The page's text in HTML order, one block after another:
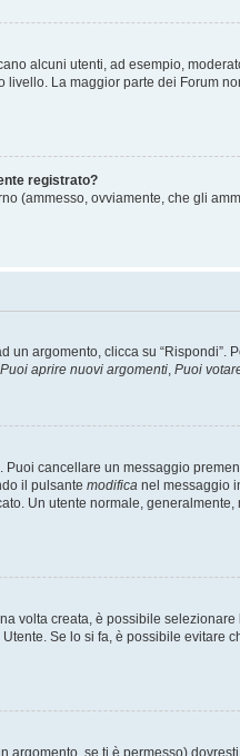
alcuni utenti, ad esempio,
La maggior parte dei Forum
registrato?
(ammesso, ovviamente, che gli
argomento, clicca su
Puoi aprire nuovi argomenti, Puoi
cancellare un messaggio
il pulsante modifica nel messaggio
Un utente normale,
volta creata, è possibile selezionare
Se lo si fa, è possibile evitare
se ti è permesso)